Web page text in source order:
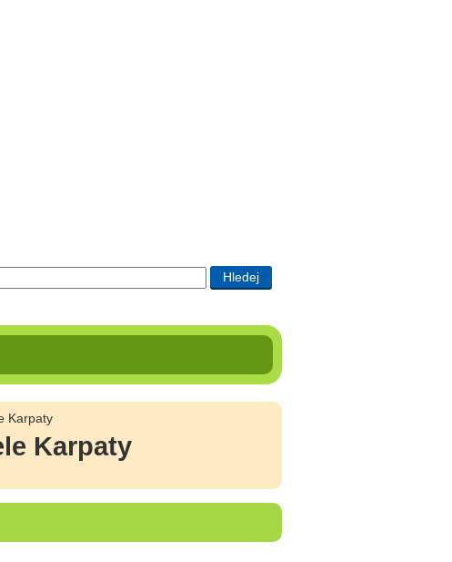
Karpaty
Karpaty